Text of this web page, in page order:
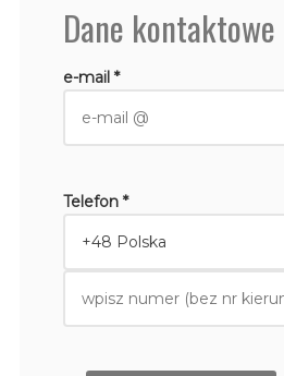
Dane kontaktowe
e-mail *
Telefon *